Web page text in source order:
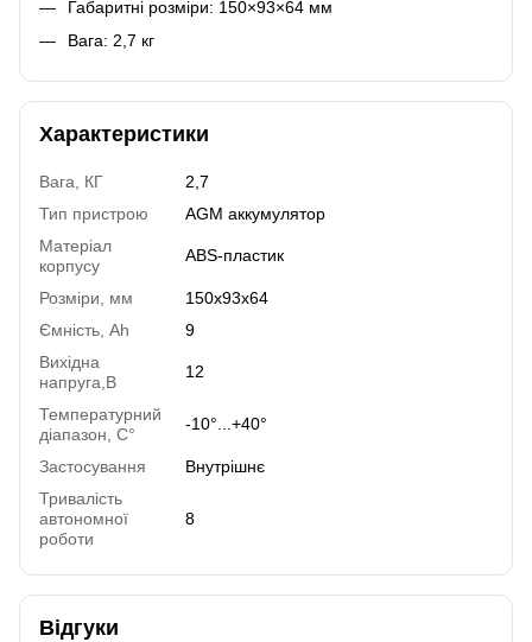
Габаритні розміри: 150×93×64 мм
Вага: 2,7 кг
Характеристики
Вага, КГ
2,7
Тип пристрою
AGM аккумулятор
Матеріал
корпусу
АВS-пластик
Розміри, мм
150х93х64
Ємність, Ah
9
Вихідна
напруга,В
12
Температурний
діапазон, C°
-10°...+40°
Застосування
Внутрішнє
Тривалість
автономної
роботи
8
Відгуки